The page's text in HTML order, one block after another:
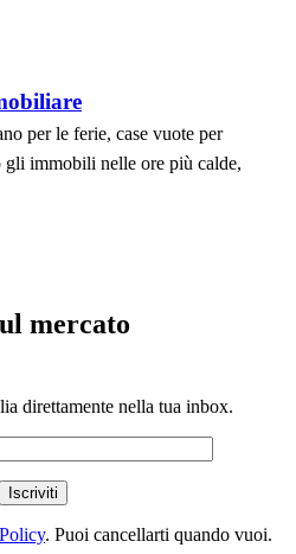
per le ferie, case vuote per
gli immobili nelle ore più calde,
mercato
direttamente nella tua inbox.
Iscriviti
. Puoi cancellarti quando vuoi.